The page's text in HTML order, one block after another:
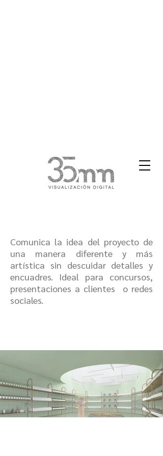
Comunica la idea del proyecto de
una manera diferente y más
artística sin descuidar detalles y
encuadres. Ideal para concursos,
presentaciones a clientes o redes
sociales.